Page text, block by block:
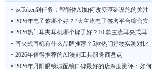
从Token到任务：智能体AI如何改变基础设施的关注
2026年电子签哪个好？7大主流电子签名平台综合实
2026热门耳夹耳机哪个牌子好？10 款主流耳夹式耳
耳夹式耳机有什么品牌推荐？5款热门好物实测对比
2026年值得推荐的AI漫剧工具服务商盘点
2026年丹阳眼镜城配镜口碑最好的店深度测评：如何